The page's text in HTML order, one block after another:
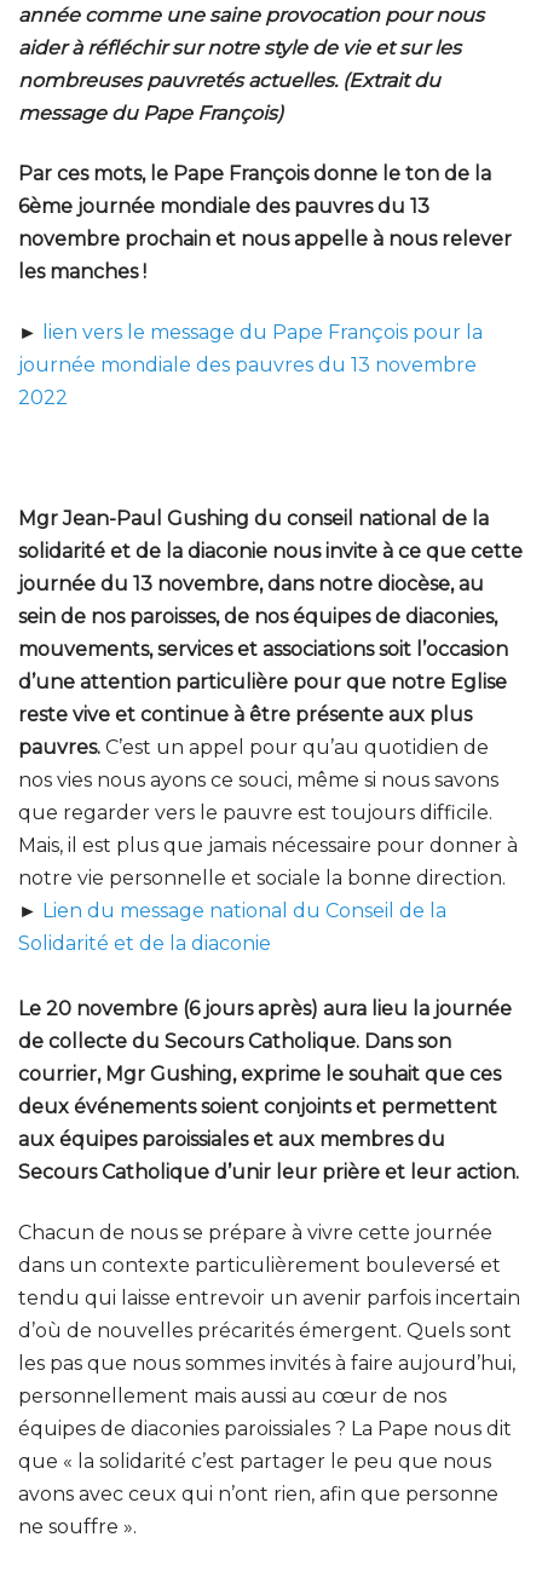
année comme une saine provocation pour nous
aider à réfléchir sur notre style de vie et sur les
nombreuses pauvretés actuelles. (Extrait du
message du Pape François)
Par ces mots, le Pape François donne le ton de la
6ème journée mondiale des pauvres du 13
novembre prochain et nous appelle à nous relever
les manches !
►
lien vers le message du Pape François pour la
journée mondiale des pauvres du 13 novembre
2022
Mgr Jean-Paul Gushing du conseil national de la
solidarité et de la diaconie nous invite à ce que cette
journée du 13 novembre, dans notre diocèse, au
sein de nos paroisses, de nos équipes de diaconies,
mouvements, services et associations soit l’occasion
d’une attention particulière pour que notre Eglise
reste vive et continue à être présente aux plus
pauvres. C’est un appel pour qu’au quotidien de
nos vies nous ayons ce souci, même si nous savons
que regarder vers le pauvre est toujours difficile.
Mais, il est plus que jamais nécessaire pour donner à
notre vie personnelle et sociale la bonne direction.
► Lien du message national du Conseil de la
Solidarité et de la diaconie
Le 20 novembre (6 jours après) aura lieu la journée
de collecte du Secours Catholique. Dans son
courrier, Mgr Gushing, exprime le souhait que ces
deux événements soient conjoints et permettent
aux équipes paroissiales et aux membres du
Secours Catholique d’unir leur prière et leur action.
Chacun de nous se prépare à vivre cette journée
dans un contexte particulièrement bouleversé et
tendu qui laisse entrevoir un avenir parfois incertain
d’où de nouvelles précarités émergent. Quels sont
les pas que nous sommes invités à faire aujourd’hui,
personnellement mais aussi au cœur de nos
équipes de diaconies paroissiales ? La Pape nous dit
que « la solidarité c’est partager le peu que nous
avons avec ceux qui n’ont rien, afin que personne
ne souffre ».